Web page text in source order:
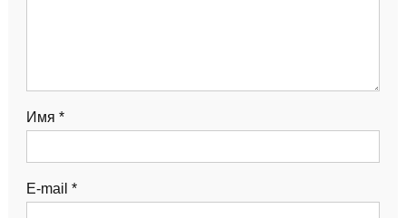
Имя *
E-mail *